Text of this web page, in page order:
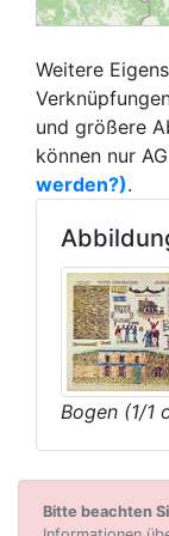
Weitere
und größere
können nur
werden?).
Bogen (1/1
Bitte beachten